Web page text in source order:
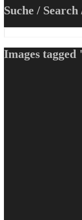
Suche /
Images tagged